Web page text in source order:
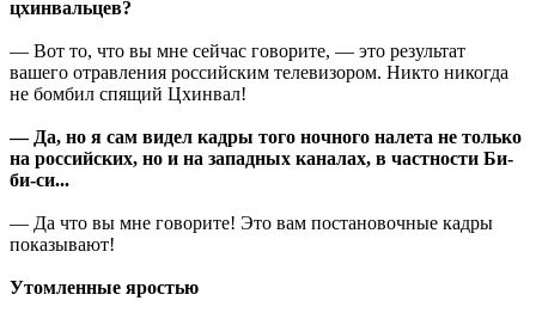
цхинвальцев?
— Вот то, что вы мне сейчас говорите, — это результат
вашего отравления российским телевизором. Никто никогда
не бомбил спящий Цхинвал!
— Да, но я сам видел кадры того ночного налета не только
на российских, но и на западных каналах, в частности Би-
би-си...
— Да что вы мне говорите! Это вам постановочные кадры
показывают!
Утомленные яростью